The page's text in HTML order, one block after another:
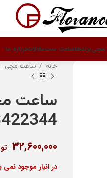
مچیبرندهاساعت ستمقالاتدرباره ما
خانه ساعت مچی
ساعت
32,600,000
در انبار موجود نمی